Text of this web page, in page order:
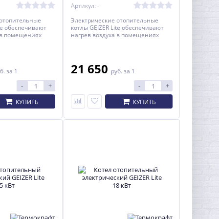
обеспечивают
помещениях
в жилых и
помещениях
системами
циркуляцией.
за 1
- +
КУПИТЬ
Артикул: -
Электрические отопительные
котлы GEIZER Lite обеспечивают
нагрев воздуха в помещениях
теплоснабжения в жилых и
административных помещениях
оборудованных системами
принудительной циркуляцией.
21 650 руб. за 1
- +
КУПИТЬ